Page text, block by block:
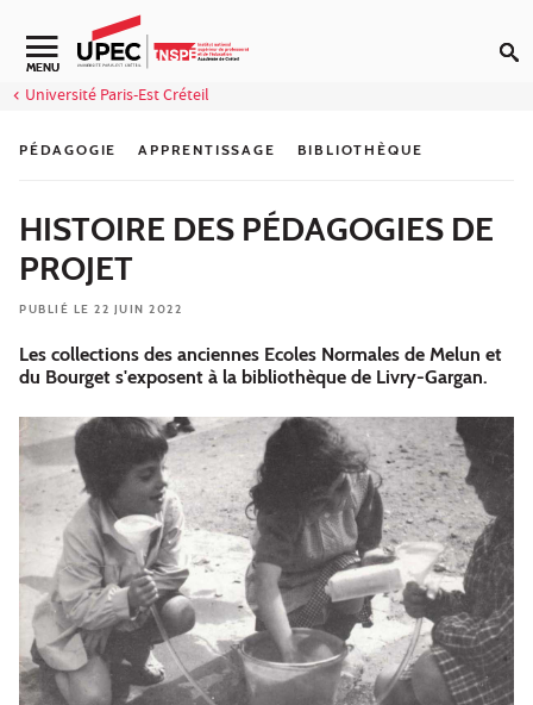
Aller au contenu
Navigation secondaire
MENU
Université Paris-Est Créteil
PÉDAGOGIE APPRENTISSAGE BIBLIOTHÈQUE
HISTOIRE DES PÉDAGOGIES DE
PROJET
PUBLIÉ LE 22 JUIN 2022
Les collections des anciennes Ecoles Normales de Melun et
du Bourget s'exposent à la bibliothèque de Livry-Gargan.